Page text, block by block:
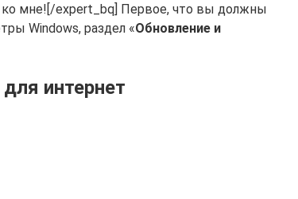
ко мне![/expert_bq] Первое, что вы должны
Windows, раздел «Обновление и
интернет